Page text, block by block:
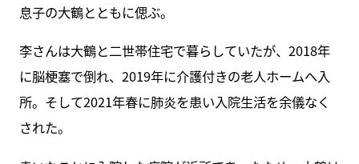
息子の大鶴とともに偲ぶ。
李さんは大鶴と二世帯住宅で暮らしていたが、2018年
に脳梗塞で倒れ、2019年に介護付きの老人ホームへ入
所。そして2021年春に肺炎を患い入院生活を余儀なく
された。